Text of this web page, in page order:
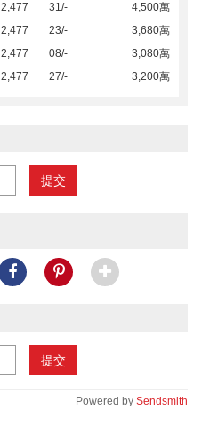
2,477 31/-
4,500萬
2,477 23/-
3,680萬
2,477 08/-
3,080萬
2,477 27/- 3,200萬
提交
提交
Powered by Sendsmith